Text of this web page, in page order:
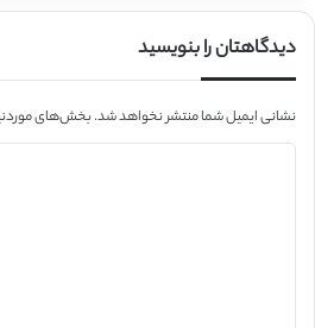
دیدگاهتان را بنویسید
نشانی ایمیل شما منتشر نخواهد شد.بخش‌های